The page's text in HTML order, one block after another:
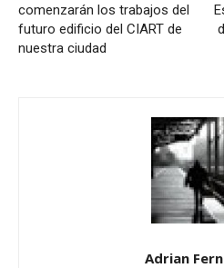
comenzarán los trabajos del
futuro edificio del CIART de
nuestra ciudad
Adrian